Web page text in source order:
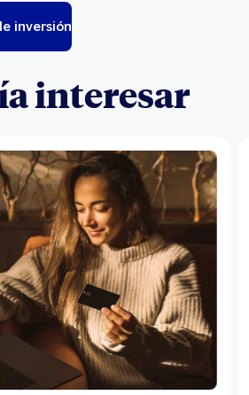
inversión
interesar